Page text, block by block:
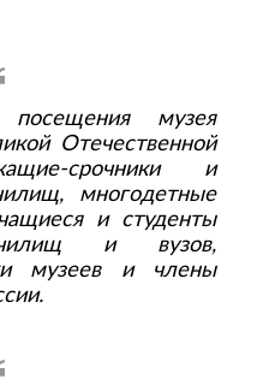
посещения музея
Отечественной
срочники и
многодетные
и студенты
и вузов,
музеев и члены